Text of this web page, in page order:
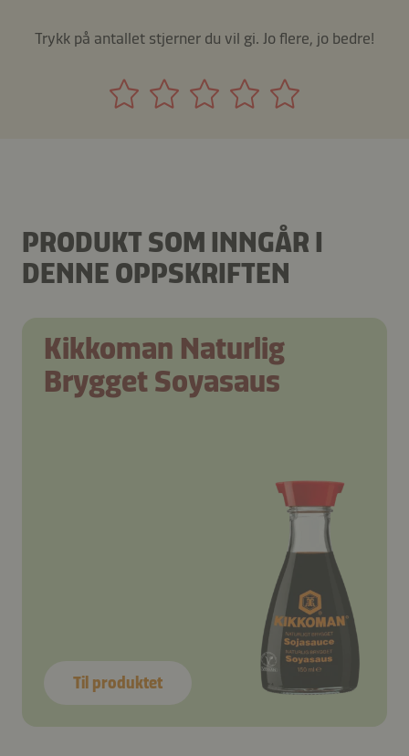
Trykk på antallet stjerner du vil gi. Jo flere, jo bedre!
PRODUKT SOM INNGÅR I
DENNE OPPSKRIFTEN
Kikkoman Naturlig
Brygget Soyasaus
Til produktet